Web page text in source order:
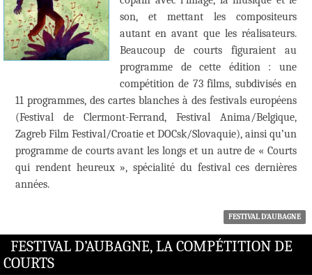
son, et mettant les compositeurs
autant en avant que les réalisateurs.
Beaucoup de courts figuraient au
programme de cette édition : une
compétition de 73 films, subdivisés en
11 programmes, des cartes blanches à des festivals européens
(Festival de Clermont-Ferrand, Festival Anima/Belgique,
Zagreb Film Festival/Croatie et DOCsk/Slovaquie), ainsi qu’un
programme de courts avant les longs et un autre de « Courts
qui rendent heureux », spécialité du festival ces dernières
années.
FESTIVAL D'AUBAGNE
FESTIVAL D’AUBAGNE, LA COMPÉTITION DE
COURTS